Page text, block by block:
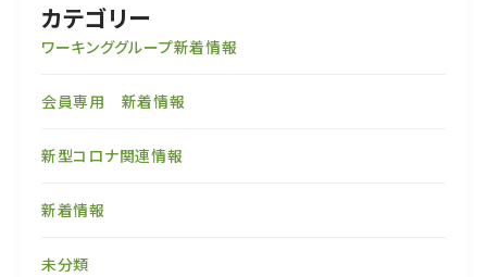
カテゴリー
ワーキンググループ新着情報
会員専用 新着情報
新型コロナ関連情報
新着情報
未分類